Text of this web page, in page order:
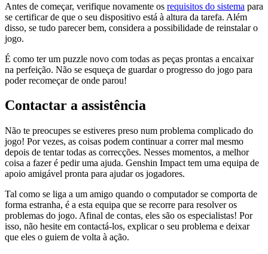
Antes de começar, verifique novamente os requisitos do sistema para
se certificar de que o seu dispositivo está à altura da tarefa. Além
disso, se tudo parecer bem, considera a possibilidade de reinstalar o
jogo.
É como ter um puzzle novo com todas as peças prontas a encaixar
na perfeição. Não se esqueça de guardar o progresso do jogo para
poder recomeçar de onde parou!
Contactar a assistência
Não te preocupes se estiveres preso num problema complicado do
jogo! Por vezes, as coisas podem continuar a correr mal mesmo
depois de tentar todas as correcções. Nesses momentos, a melhor
coisa a fazer é pedir uma ajuda. Genshin Impact tem uma equipa de
apoio amigável pronta para ajudar os jogadores.
Tal como se liga a um amigo quando o computador se comporta de
forma estranha, é a esta equipa que se recorre para resolver os
problemas do jogo. Afinal de contas, eles são os especialistas! Por
isso, não hesite em contactá-los, explicar o seu problema e deixar
que eles o guiem de volta à ação.